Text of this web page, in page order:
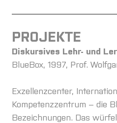
PROJEKTE
Diskursives Lehr- und
BlueBox, 1997, Prof.
Exzellenzcenter,
Kompetenzzentrum – die
Bezeichnungen. Das